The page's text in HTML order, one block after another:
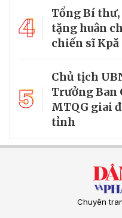
4
Tổng Bí
tặng huân
chiến sĩ
5
Chủ tịch
Trưởng Ban
MTQG giai
tỉnh
Chuyên